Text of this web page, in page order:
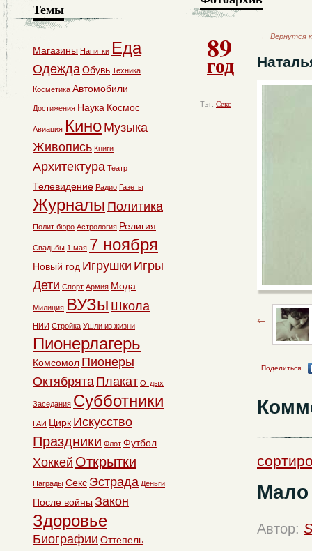
89
год
Тэг: Секс
← Вернутся
Поделиться
Автор:
Темы
Магазины Напитки Еда
ОдеждаОбувь Техника
Косметика Автомобили
Достижения Наука Космос
Авиация Кино Музыка
Живопись Книги
Архитектура Театр
Телевидение Радио Газеты
Журналы Политика
Полит бюро Астрология Религия
Свадьбы 1 мая 7 ноября
Новый год Игрушки Игры
Дети Спорт Армия Мода
Милиция ВУЗы Школа
НИИ Стройка Ушли из жизни
Пионерлагерь
Комсомол Пионеры
Октябрята Плакат Отдых
Заседания Субботники
ГАИ Цирк Искусство
Праздники Флот Футбол
Хоккей Открытки
Награды Секс Эстрада Деньги
После войны Закон
Здоровье
Биографии Оттепель